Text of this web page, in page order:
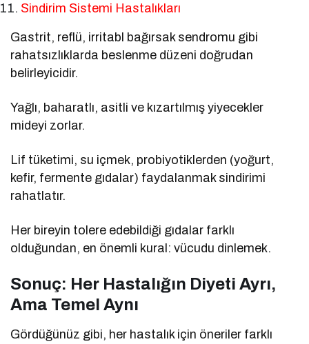
Sindirim Sistemi Hastalıkları
Gastrit, reflü, irritabl bağırsak sendromu gibi
rahatsızlıklarda beslenme düzeni doğrudan
belirleyicidir.
Yağlı, baharatlı, asitli ve kızartılmış yiyecekler
mideyi zorlar.
Lif tüketimi, su içmek, probiyotiklerden (yoğurt,
kefir, fermente gıdalar) faydalanmak sindirimi
rahatlatır.
Her bireyin tolere edebildiği gıdalar farklı
olduğundan, en önemli kural: vücudu dinlemek.
Sonuç: Her Hastalığın Diyeti Ayrı,
Ama Temel Aynı
Gördüğünüz gibi, her hastalık için öneriler farklı